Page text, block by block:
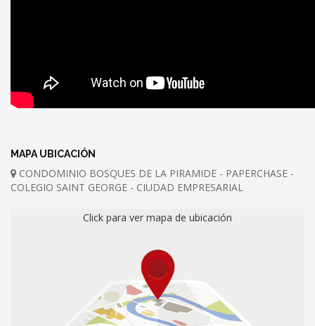
MAPA UBICACIÓN
CONDOMINIO BOSQUES DE LA PIRAMIDE - PAPERCHASE -
COLEGIO SAINT GEORGE - CIUDAD EMPRESARIAL
Click para ver mapa de ubicación